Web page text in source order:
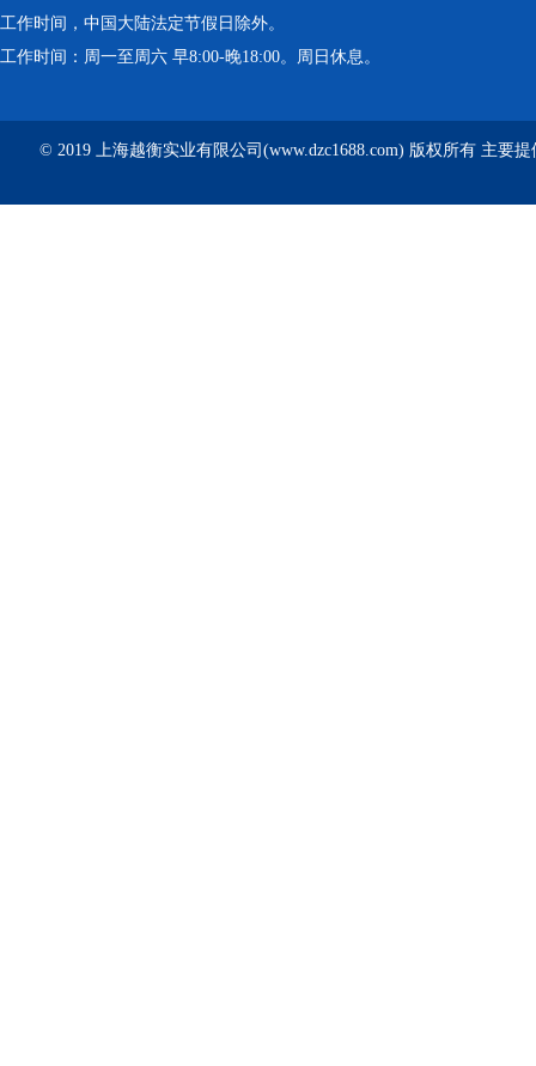
工作时间，中国大陆法定节假日除外。
工作时间：周一至周六 早8:00-晚18:00。周日休息。
© 2019 上海越衡实业有限公司(www.dzc1688.com) 版权所有 主要提